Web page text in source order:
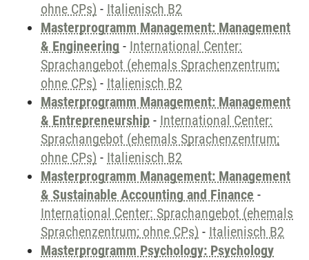
ohne CPs) - Italienisch B2
Masterprogramm Management: Management
& Engineering - International Center:
Sprachangebot (ehemals Sprachenzentrum;
ohne CPs) - Italienisch B2
Masterprogramm Management: Management
& Entrepreneurship - International Center:
Sprachangebot (ehemals Sprachenzentrum;
ohne CPs) - Italienisch B2
Masterprogramm Management: Management
& Sustainable Accounting and Finance -
International Center: Sprachangebot (ehemals
Sprachenzentrum; ohne CPs) - Italienisch B2
Masterprogramm Psychology: Psychology